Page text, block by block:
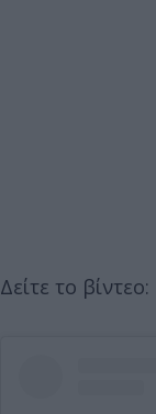
Δείτε το βίντεο: